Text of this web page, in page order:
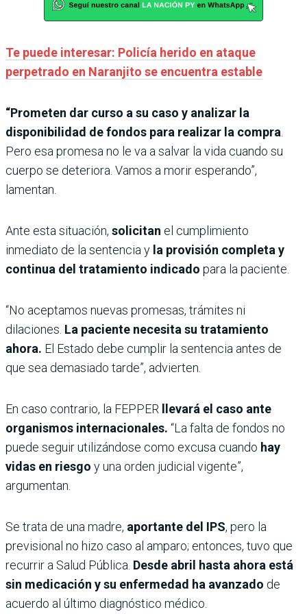
Te puede interesar: Policía herido en ataque
perpetrado en Naranjito se encuentra estable
“Prometen dar curso a su caso y analizar la
disponibilidad de fondos para realizar la compra
Pero esa promesa no le va a salvar la vida cuando su
cuerpo se deteriora. Vamos a morir esperando”,
lamentan.
Ante esta situación, solicitan el cumplimiento
inmediato de la sentencia y la provisión completa y
continua del tratamiento indicado para la paciente.
“No aceptamos nuevas promesas, trámites ni
dilaciones. La paciente necesita su tratamiento
ahora. El Estado debe cumplir la sentencia antes de
que sea demasiado tarde”, advierten.
En caso contrario, la FEPPER llevará el caso ante
organismos internacionales. “La falta de fondos no
puede seguir utilizándose como excusa cuando hay
vidas en riesgo y una orden judicial vigente”,
argumentan.
Se trata de una madre, aportante del IPS, pero la
previsional no hizo caso al amparo; entonces, tuvo que
recurrir a Salud Pública. Desde abril hasta ahora está
sin medicación y su enfermedad ha avanzado de
acuerdo al último diagnóstico médico.